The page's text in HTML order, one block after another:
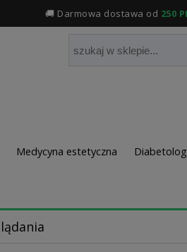
🚚 Darmowa dostawa od 250
Medycyna estetyczna